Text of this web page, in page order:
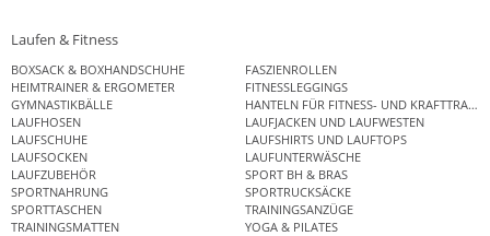
Laufen & Fitness
BOXSACK & BOXHANDSCHUHE
FASZIENROLLEN
HEIMTRAINER & ERGOMETER
FITNESSLEGGINGS
GYMNASTIKBÄLLE
HANTELN FÜR FITNESS- UND
LAUFHOSEN
LAUFJACKEN UND LAUFWESTEN
LAUFSCHUHE
LAUFSHIRTS UND LAUFTOPS
LAUFSOCKEN
LAUFUNTERWÄSCHE
LAUFZUBEHÖR
SPORT BH & BRAS
SPORTNAHRUNG
SPORTRUCKSÄCKE
SPORTTASCHEN
TRAININGSANZÜGE
TRAININGSMATTEN
YOGA & PILATES